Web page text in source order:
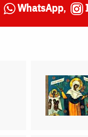
WhatsApp,